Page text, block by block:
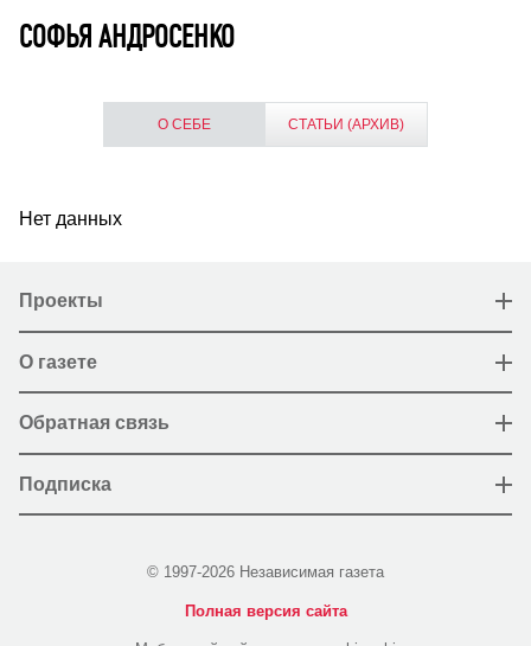
СОФЬЯ АНДРОСЕНКО
О СЕБЕ СТАТЬИ (АРХИВ)
Нет данных
Проекты
О газете
Обратная связь
Подписка
© 1997-2026 Независимая газета
Полная версия сайта